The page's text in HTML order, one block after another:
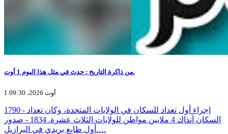
من ذاكرة التاريخ : حدث في مثل هذا اليوم 1 أوت.
1 أوت 2026، 09:30
1790 - إجراء أول تعداد للسكان في الولايات المتحدة، وكان تعداد
السكان آنذاك 4 ملايين مواطن للولايات الثلاث عشرة. 1834 - صدور
أول طابع بريدي في البرازيل.…